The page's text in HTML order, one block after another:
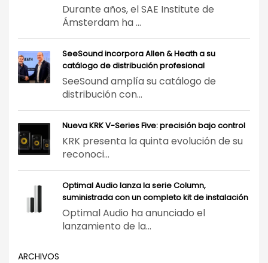
Durante años, el SAE Institute de
Ámsterdam ha ...
SeeSound incorpora Allen & Heath a su
catálogo de distribución profesional
SeeSound amplía su catálogo de
distribución con...
Nueva KRK V-Series Five: precisión bajo control
KRK presenta la quinta evolución de su
reconoci...
Optimal Audio lanza la serie Column,
suministrada con un completo kit de instalación
Optimal Audio ha anunciado el
lanzamiento de la...
ARCHIVOS